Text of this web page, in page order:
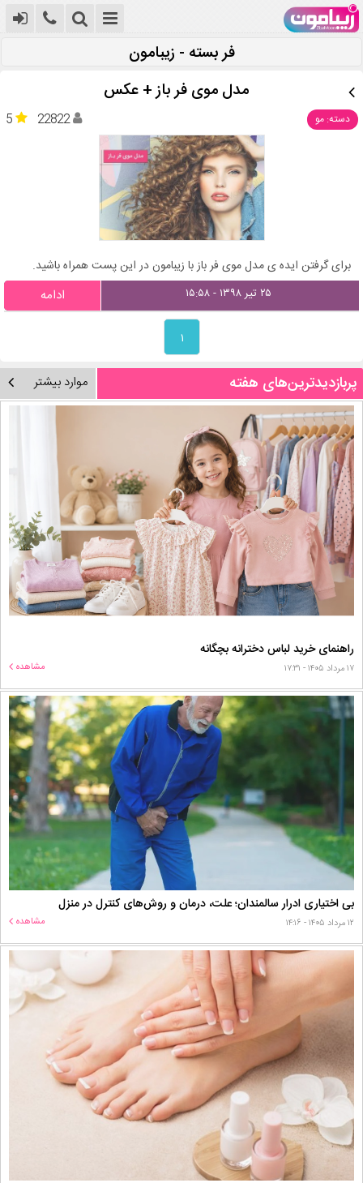
فر بسته - زیبامون
مدل موی فر باز + عکس
دسته: مو 5 22822
برای گرفتن ایده ی مدل موی فر باز با زیبامون در این پست همراه باشید.
۲۵ تیر ۱۳۹۸ - ۱۵:۵۸ ادامه
۱
پربازدیدترین‌های هفته موارد بیشتر
راهنمای خرید لباس دخترانه بچگانه
۱۷ مرداد ۱۴۰۵ - ۱۷:۳۱ مشاهده
بی اختیاری ادرار سالمندان؛ علت، درمان و روش‌های کنترل در منزل
۱۲ مرداد ۱۴۰۵ - ۱۴:۱۶ مشاهده